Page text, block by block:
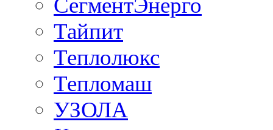
СегментЭнерго
Тайпит
Теплолюкс
Тепломаш
УЗОЛА